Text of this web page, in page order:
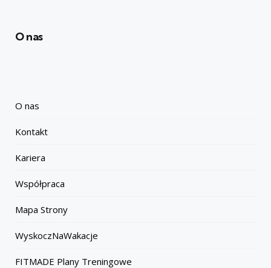
O nas
O nas
Kontakt
Kariera
Współpraca
Mapa Strony
WyskoczNaWakacje
FITMADE Plany Treningowe